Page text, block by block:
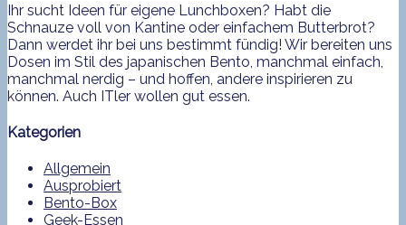
Ihr sucht Ideen für eigene Lunchboxen? Habt die
Schnauze voll von Kantine oder einfachem Butterbrot?
Dann werdet ihr bei uns bestimmt fündig! Wir bereiten uns
Dosen im Stil des japanischen Bento, manchmal einfach,
manchmal nerdig – und hoffen, andere inspirieren zu
können. Auch ITler wollen gut essen.
Kategorien
Allgemein
Ausprobiert
Bento-Box
Geek-Essen